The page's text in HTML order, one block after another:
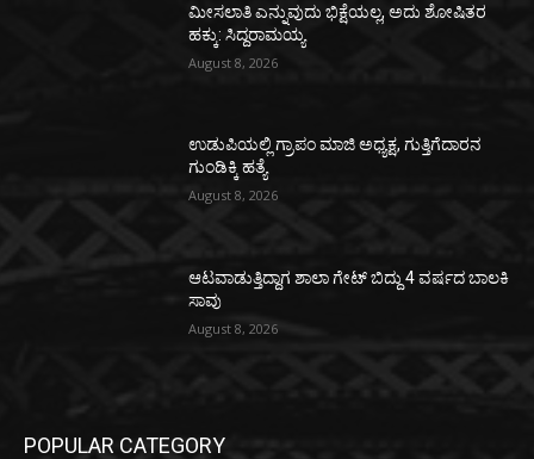
ಮೀಸಲಾತಿ ಎನ್ನುವುದು ಭಿಕ್ಷೆಯಲ್ಲ, ಅದು ಶೋಷಿತರ
ಹಕ್ಕು: ಸಿದ್ದರಾಮಯ್ಯ
August 8, 2026
ಉಡುಪಿಯಲ್ಲಿ ಗ್ರಾಪಂ ಮಾಜಿ ಅಧ್ಯಕ್ಷ, ಗುತ್ತಿಗೆದಾರನ
ಗುಂಡಿಕ್ಕಿ ಹತ್ಯೆ
August 8, 2026
ಆಟವಾಡುತ್ತಿದ್ದಾಗ ಶಾಲಾ ಗೇಟ್‌ ಬಿದ್ದು 4 ವರ್ಷದ ಬಾಲಕಿ
ಸಾವು
August 8, 2026
POPULAR CATEGORY